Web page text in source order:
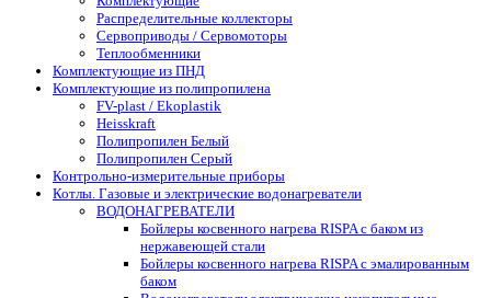
Распределительные коллекторы
Сервоприводы / Сервомоторы
Теплообменники
Комплектующие из ПНД
Комплектующие из полипропилена
FV-plast / Ekoplastik
Heisskraft
Полипропилен Белый
Полипропилен Серый
Контрольно-измерительные приборы
Котлы. Газовые и электрические водонагреватели
ВОДОНАГРЕВАТЕЛИ
Бойлеры косвенного нагрева RISPA с баком из
нержавеющей стали
Бойлеры косвенного нагрева RISPA с эмалированным
баком